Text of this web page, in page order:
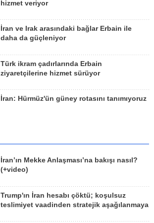
hizmet veriyor
İran ve Irak arasındaki bağlar Erbain ile
daha da güçleniyor
Türk ikram çadırlarında Erbain
ziyaretçilerine hizmet sürüyor
İran: Hürmüz'ün güney rotasını tanımıyoruz
İran’ın Mekke Anlaşması’na bakışı nasıl?
(+video)
Trump'ın İran hesabı çöktü; koşulsuz
teslimiyet vaadinden stratejik aşağılanmaya